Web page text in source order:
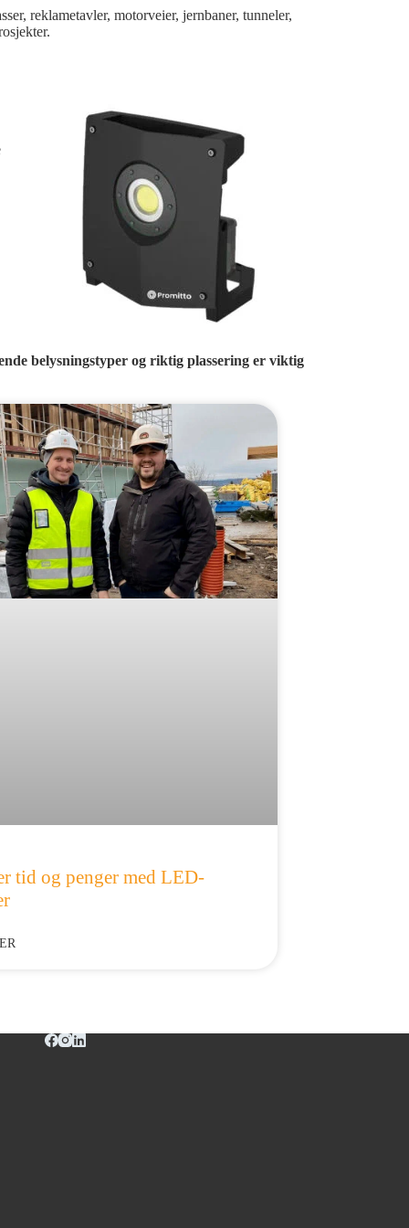
reklametavler, motorveier, jernbaner, tunneler,
belysningstyper og riktig plassering er viktig
tid og penger med LED-